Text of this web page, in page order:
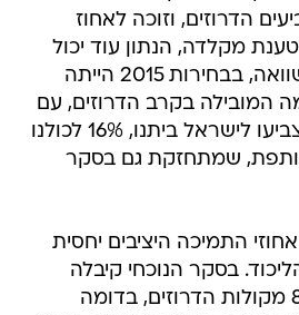
הדרוזים, וזוכה לאחוז
מקלדה, הנתון עוד יכול
לעלות מעט. לשם השוואה, בבחירות 2015 הייתה
המובילה בקרב הדרוזים, עם
22% תמיכה. 18% הצביעו לישראל ביתנו, 16% לכולנו
המשותפת, שמתחזקת גם בסקר
אחוזי התמיכה היציבים יחסית
בסקר הנוכחי קיבלה
מפלגת השלטון 8.3% מקולות הדרוזים, בדומה